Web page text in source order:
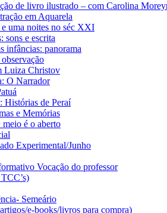
de livro ilustrado – com Carolina
em Aquarela
uma noites no séc XXI
sons e escrita
infâncias: panorama
Luiza Christov
O Narrador
Histórias de Peraí
e Memórias
é o aberto
Experimental/Junho
Vocação do professor
Semeário
e-books/livros para compra)